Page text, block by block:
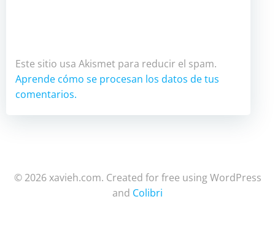
Este sitio usa Akismet para reducir el spam.
Aprende cómo se procesan los datos de tus
comentarios.
© 2026 xavieh.com. Created for free using WordPress
and Colibri